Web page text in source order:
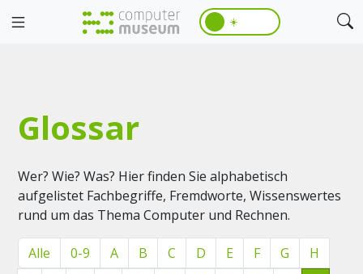
☀️
Glossar
Wer? Wie? Was? Hier finden Sie alphabetisch
aufgelistet Fachbegriffe, Fremdworte, Wissenswertes
rund um das Thema Computer und Rechnen.
Alle 0-9 A B C D E F G
H